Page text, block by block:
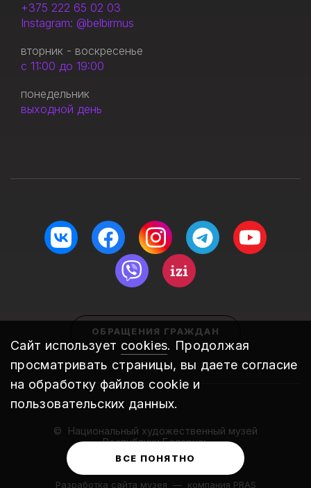
Сайт использует cookies. Продолжая
просматривать страницы, вы даете согласие
на обработку файлов cookie и
пользовательских данных.
ВСЕ ПОНЯТНО
+375 222 65 02 03
Instagram: @belbirmus
вторник - воскресенье
с 11:00 до 19:00
понедельник
выходной день
ОБРАЩЕНИЯ ГРАЖДАН
Национальный художественный музей
Республики Беларусь
2010 – 2026
Разработка сайта музея — компания PRAS